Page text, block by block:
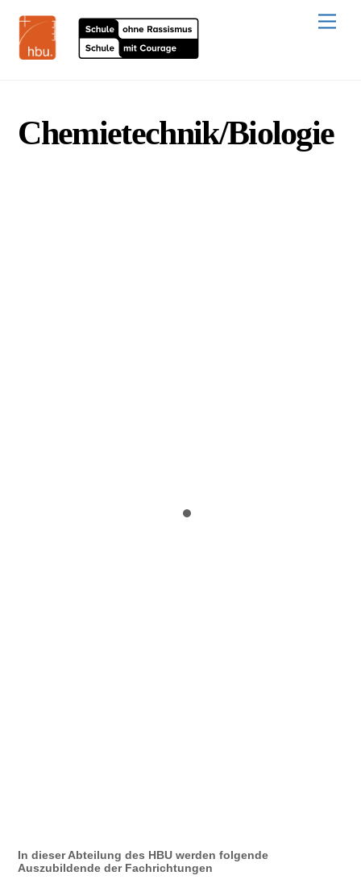
content
Chemietechnik/Biologie
In dieser Abteilung des HBU werden folgende
Auszubildende der Fachrichtungen